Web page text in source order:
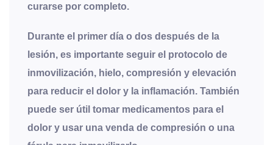
curarse por completo.
Durante el primer día o dos después de la
lesión, es importante seguir el protocolo de
inmovilización, hielo, compresión y elevación
para reducir el dolor y la inflamación. También
puede ser útil tomar medicamentos para el
dolor y usar una venda de compresión o una